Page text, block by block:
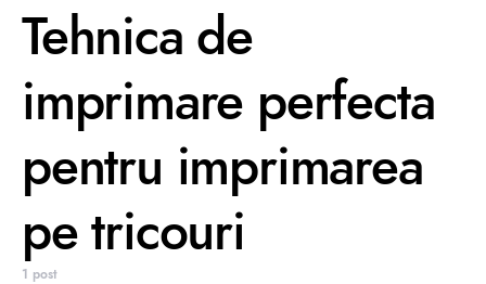
Tehnica de
imprimare perfecta
pentru imprimarea
pe tricouri
1 post